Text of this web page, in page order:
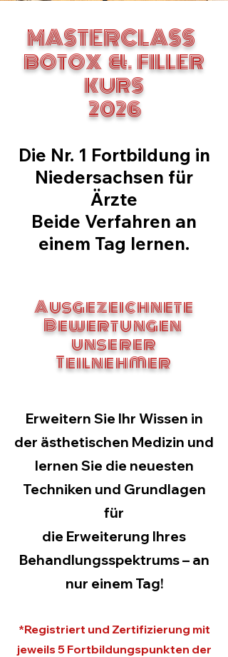
MASTERCLASS
BOTOX &. FILLER
KURS
​ 2026
Die Nr. 1 Fortbildung in
Niedersachsen für
Ärzte
Beide Verfahren an
einem Tag lernen.
Ausgezeichnete
Bewertungen
unserer
Teilnehmer
Erweitern Sie Ihr Wissen in
der ästhetischen Medizin und
lernen Sie die neuesten
Techniken und Grundlagen
für
die Erweiterung Ihres
Behandlungsspektrums – an
nur einem Tag!
*Registriert und Zertifizierung mit
jeweils 5 Fortbildungspunkten der